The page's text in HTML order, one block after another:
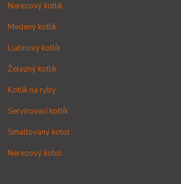
Nerezový kotlík
Medený kotlík
Liatinový kotlík
Železný kotlík
Kotlík na ryby
Servírovací kotlík
Smaltovaný kotol
Nerezový kotol